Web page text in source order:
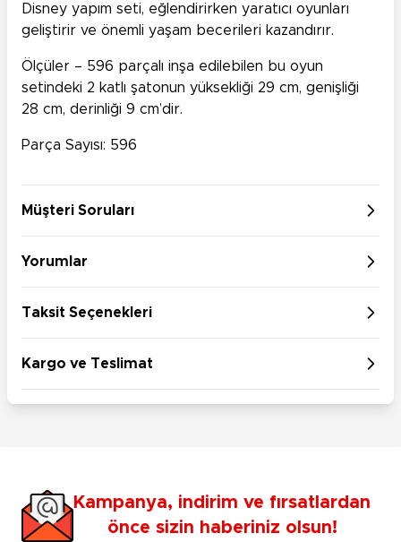
Disney yapım seti, eğlendirirken yaratıcı oyunları
geliştirir ve önemli yaşam becerileri kazandırır.
Ölçüler – 596 parçalı inşa edilebilen bu oyun
setindeki 2 katlı şatonun yüksekliği 29 cm, genişliği
28 cm, derinliği 9 cm’dir.
Parça Sayısı: 596
Müşteri Soruları
Yorumlar
Taksit Seçenekleri
Kargo ve Teslimat
Kampanya, indirim ve fırsatlardan
önce sizin haberiniz olsun!